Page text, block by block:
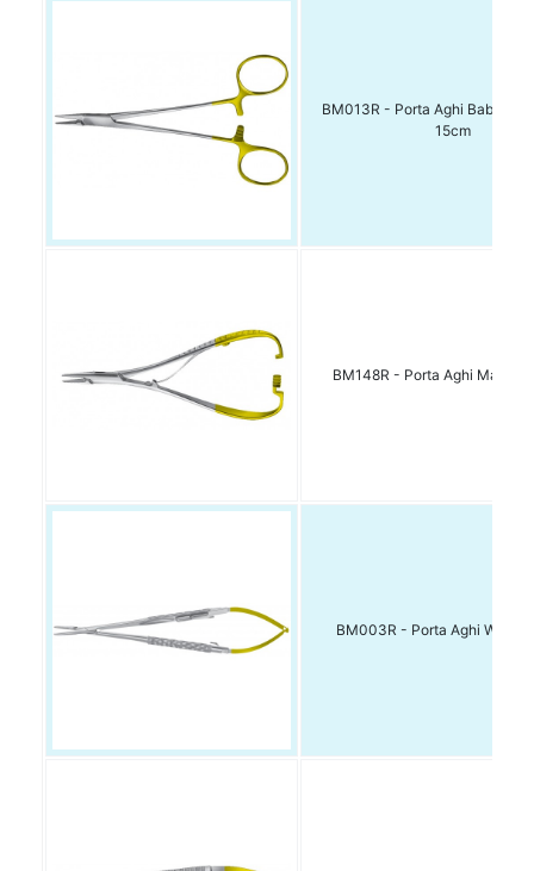
BM013R - Porta Aghi Baby-
15cm
BM148R - Porta Aghi
BM003R - Porta Aghi